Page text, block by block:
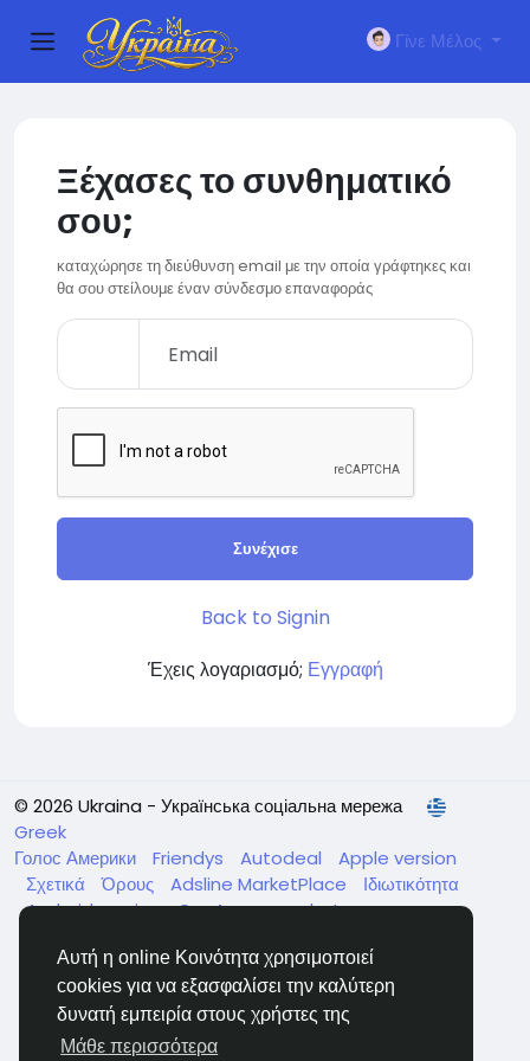
Αυτή η online Κοινότητα χρησιμοποιεί
cookies για να εξασφαλίσει την καλύτερη
δυνατή εμπειρία στους χρήστες της
Μάθε περισσότερα
Γίνε Μέλος
Ξέχασες το συνθηματικό
σου;
καταχώρησε τη διεύθυνση email με την οποία γράφτηκες και
θα σου στείλουμε έναν σύνδεσμο επαναφοράς
Συνέχισε
Back to Signin
Έχεις λογαριασμό; Εγγραφή
© 2026 Ukraina - Українська соціальна мережа
Greek
Голос Америки
Friendys Autodeal
Apple version
Σχετικά
Όρους Adsline MarketPlace
Ιδιωτικότητα
Android version GenAp group chat
Нагодуйте голодних та безпритульних в Україні
Κατάλογος